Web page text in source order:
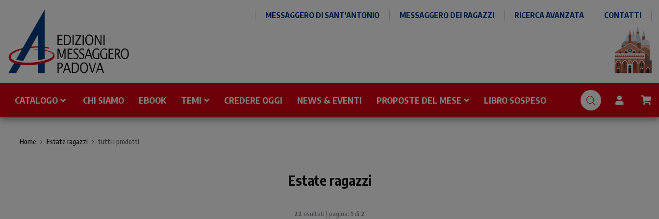
MESSAGGERO DI SANT'ANTONIO MESSAGGERO DEI RAGAZZI RICERCA AVANZATA CONTATTI
CATALOGO CHI SIAMO EBOOK TEMI CREDERE OGGI NEWS & EVENTI PROPOSTE DEL MESE LIBRO SOSPESO
Home Estate ragazzi tutti i prodotti
Estate ragazzi
22 risultati | pagina: 1 di 2